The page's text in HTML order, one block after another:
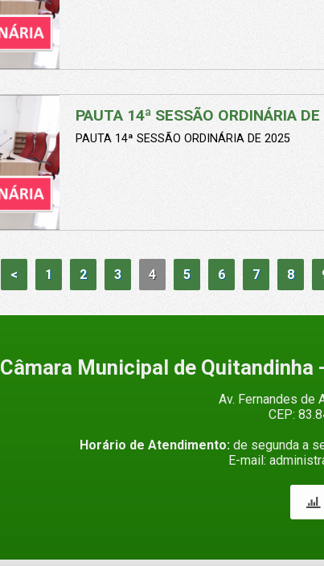
PAUTA 14ª SESSÃO ORDINÁRIA
PAUTA 14ª SESSÃO ORDINÁRIA DE 2025
< 1 2 3 4 5 6 7 8
Câmara Municipal de Quitandinha
Av. Fernandes de
CEP:
Horário de Atendimento:de segunda a
E-mail: